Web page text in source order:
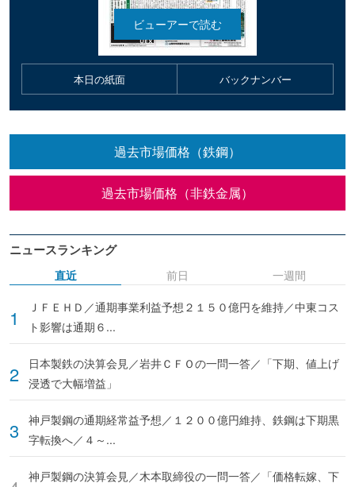
本日の紙面 バックナンバー
過去市場価格（鉄鋼）
過去市場価格（非鉄金属）
ニュースランキング
直近
ＪＦＥＨＤ／通期事業利益予想２１５０億円を維持／中東コス
ト影響は通期６...
日本製鉄の決算会見／岩井ＣＦＯの一問一答／「下期、値上げ
浸透で大幅増益」
神戸製鋼の通期経常益予想／１２００億円維持、鉄鋼は下期黒
字転換へ／４～...
神戸製鋼の決算会見／木本取締役の一問一答／「価格転嫁、下
前日 一週間